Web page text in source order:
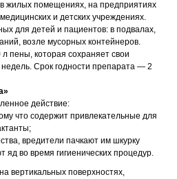
жилых помещениях, на предприятиях
и детских учреждениях.
для детей и пациентов: в подвалах,
возле мусорных контейнеров.
пены, которая сохраняет свои
Срок годности препарата — 2
действие:
что содержит привлекательные для
вредители пачкают им шкурку
яд во время гигиенических процедур.
вертикальных поверхностях,